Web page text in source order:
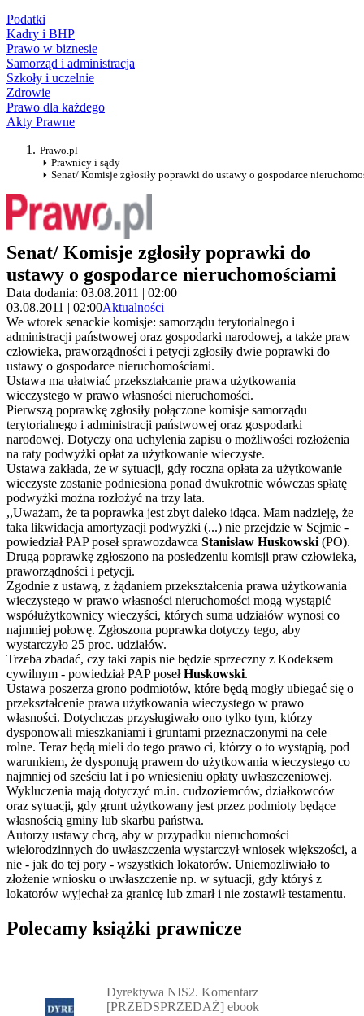
Podatki
Kadry i BHP
Prawo w biznesie
Samorząd i administracja
Szkoły i uczelnie
Zdrowie
Prawo dla każdego
Akty Prawne
Prawo.pl
Prawnicy i sądy
Senat/ Komisje zgłosiły poprawki do ustawy o gospodarce
Senat/ Komisje zgłosiły poprawki do
ustawy o gospodarce nieruchomościami
Data dodania: 03.08.2011 | 02:00
03.08.2011 | 02:00Aktualności
We wtorek senackie komisje: samorządu terytorialnego i
administracji państwowej oraz gospodarki narodowej, a także praw
człowieka, praworządności i petycji zgłosiły dwie poprawki do
ustawy o gospodarce nieruchomościami.
Ustawa ma ułatwiać przekształcanie prawa użytkowania
wieczystego w prawo własności nieruchomości.
Pierwszą poprawkę zgłosiły połączone komisje samorządu
terytorialnego i administracji państwowej oraz gospodarki
narodowej. Dotyczy ona uchylenia zapisu o możliwości rozłożenia
na raty podwyżki opłat za użytkowanie wieczyste.
Ustawa zakłada, że w sytuacji, gdy roczna opłata za użytkowanie
wieczyste zostanie podniesiona ponad dwukrotnie wówczas spłatę
podwyżki można rozłożyć na trzy lata.
,,Uważam, że ta poprawka jest zbyt daleko idąca. Mam nadzieję, że
taka likwidacja amortyzacji podwyżki (...) nie przejdzie w Sejmie -
powiedział PAP poseł sprawozdawca Stanisław Huskowski(PO).
Drugą poprawkę zgłoszono na posiedzeniu komisji praw człowieka,
praworządności i petycji.
Zgodnie z ustawą, z żądaniem przekształcenia prawa użytkowania
wieczystego w prawo własności nieruchomości mogą wystąpić
współużytkownicy wieczyści, których suma udziałów wynosi co
najmniej połowę. Zgłoszona poprawka dotyczy tego, aby
wystarczyło 25 proc. udziałów.
Trzeba zbadać, czy taki zapis nie będzie sprzeczny z Kodeksem
cywilnym - powiedział PAP posełHuskowski.
Ustawa poszerza grono podmiotów, które będą mogły ubiegać się o
przekształcenie prawa użytkowania wieczystego w prawo
własności. Dotychczas przysługiwało ono tylko tym, którzy
dysponowali mieszkaniami i gruntami przeznaczonymi na cele
rolne. Teraz będą mieli do tego prawo ci, którzy o to wystąpią, pod
warunkiem, że dysponują prawem do użytkowania wieczystego co
najmniej od sześciu lat i po wniesieniu opłaty uwłaszczeniowej.
Wykluczenia mają dotyczyć m.in. cudzoziemców, działkowców
oraz sytuacji, gdy grunt użytkowany jest przez podmioty będące
własnością gminy lub skarbu państwa.
Autorzy ustawy chcą, aby w przypadku nieruchomości
wielorodzinnych do uwłaszczenia wystarczył wniosek większości, a
nie - jak do tej pory - wszystkich lokatorów. Uniemożliwiało to
złożenie wniosku o uwłaszczenie np. w sytuacji, gdy któryś z
lokatorów wyjechał za granicę lub zmarł i nie zostawił testamentu.
Polecamy książki prawnicze
Dyrektywa NIS2. Komentarz
[PRZEDSPRZEDAŻ] ebook